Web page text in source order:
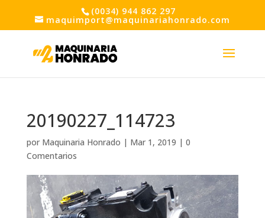
(0034) 944 862 297
maquimport@maquinariahonrado.com
20190227_114723
por Maquinaria Honrado | Mar 1, 2019 | 0
Comentarios